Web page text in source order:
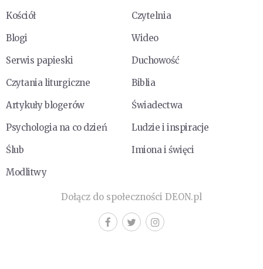
Kościół
Czytelnia
Blogi
Wideo
Serwis papieski
Duchowość
Czytania liturgiczne
Biblia
Artykuły blogerów
Świadectwa
Psychologia na co dzień
Ludzie i inspiracje
Ślub
Imiona i święci
Modlitwy
Dołącz do społeczności DEON.pl